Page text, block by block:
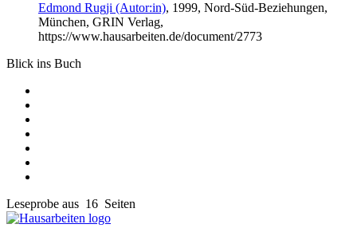
Edmond Rugji (Autor:in), 1999, Nord-Süd-Beziehungen,
München, GRIN Verlag,
https://www.hausarbeiten.de/document/2773
Blick ins Buch
Leseprobe aus 16 Seiten